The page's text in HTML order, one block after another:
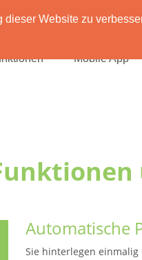
Website zu
Mobile App
Automatische
Sie hinterlegen einmalig